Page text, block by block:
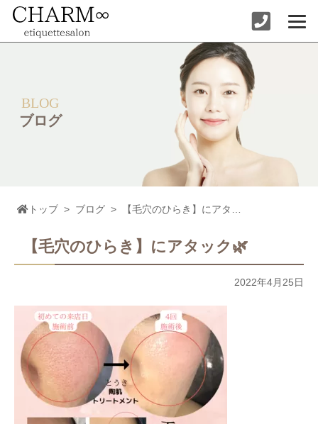
BLOG
ブログ
トップ > ブログ >
【毛穴のひらき】にアタック🌿
2022年4月25日